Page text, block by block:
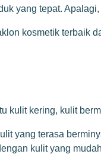
yang tepat.
kosmetik terbaik
kulit kering, kulit
yang terasa
kulit yang